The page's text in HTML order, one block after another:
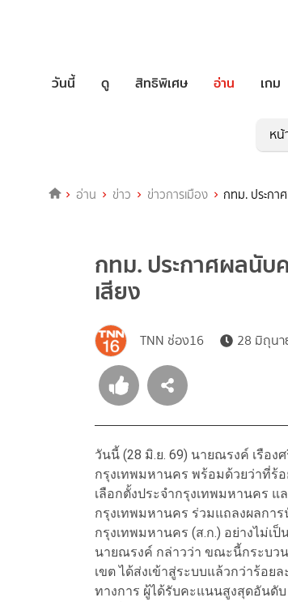
วันนี้ ดู สิทธิพิเศษ อ่าน เกม
หน้
อ่าน ข่าว ข่าวการเมือง กทม. ประกา
กทม. ประกาศผลนับ
เสียง
TNN ช่อง16 28 มิถุน
วันนี้ (28 มิ.ย. 69) นายณรงค์ เรือ
กรุงเทพมหานคร พร้อมด้วยว่าที่ร้
เลือกตั้งประจำกรุงเทพมหานคร
กรุงเทพมหานคร ร่วมแถลงผลกา
กรุงเทพมหานคร (ส.ก.) อย่างไม่เ
นายณรงค์ กล่าวว่า ขณะนี้กระบวน
เขต ได้ส่งเข้าสู่ระบบแล้วกว่าร้อย
ทางการ ผู้ได้รับคะแนนสูงสุดอันดั